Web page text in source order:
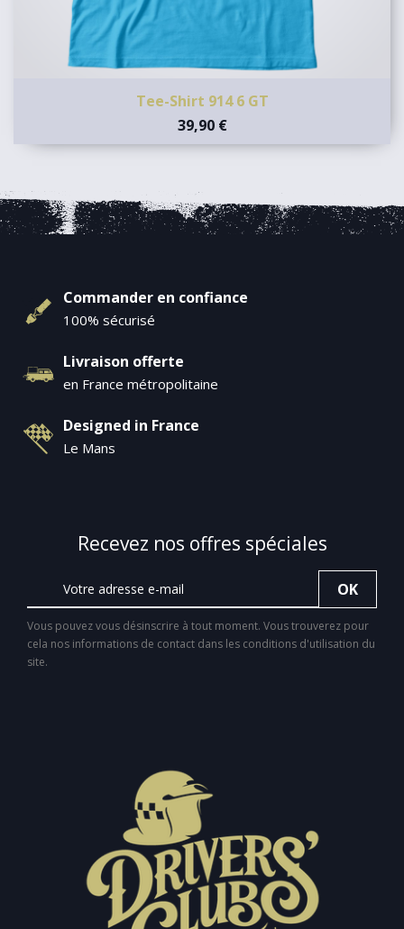
Tee-Shirt 914 6 GT
39,90 €
Commander en confiance
100% sécurisé
Livraison offerte
en France métropolitaine
Designed in France
Le Mans
Recevez nos offres spéciales
Vous pouvez vous désinscrire à tout moment. Vous trouverez pour
cela nos informations de contact dans les conditions d'utilisation du
site.